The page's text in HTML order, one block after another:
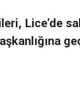
Lice’de